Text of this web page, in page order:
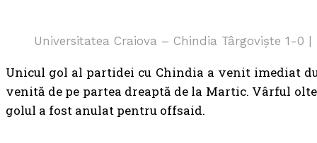
Universitatea Craiova – Chindia Târgoviște 1-0 |
Unicul gol al partidei cu Chindia a venit imediat
venită de pe partea dreaptă de la Martic. Vârful
golul a fost anulat pentru offsaid.